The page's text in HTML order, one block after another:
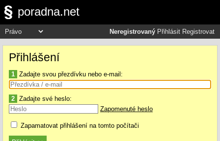
poradna.net
Neregistrovaný Přihlásit Registrovat
Přihlášení
1 Zadajte svou přezdívku nebo e-mail:
2 Zadajte své heslo:
Zapomenuté heslo
Zapamatovat přihlášení na tomto počítači